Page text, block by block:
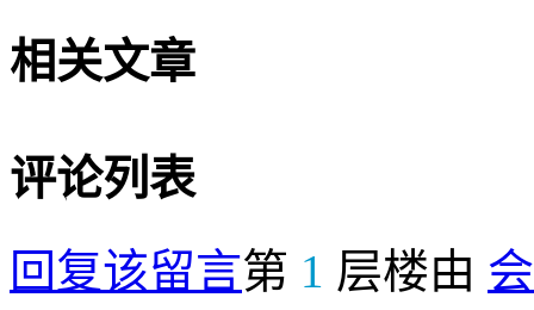
相关文章
评论列表
回复该留言第 1 层楼由